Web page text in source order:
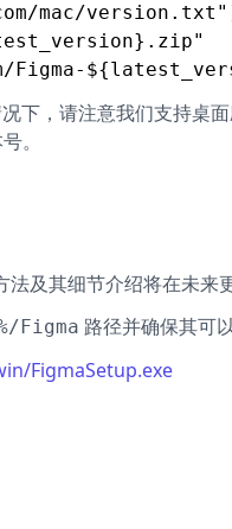
mac/
下，请注意我们支持桌
。
及其细节介绍将在未来
Figma 路径并确保其可
FigmaSetup.exe